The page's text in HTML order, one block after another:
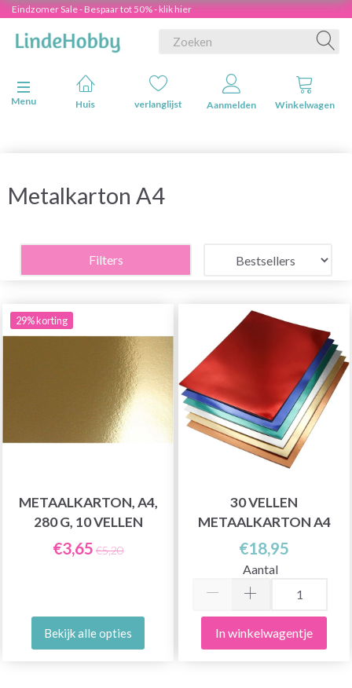
Eindzomer Sale - Bespaar tot 50% - klik hier
Navigatie in-/uitschakelen
Menu
Huis verlanglijst Aanmelden Winkelwagen
Metalkarton A4
Filters
29% korting
METAALKARTON, A4,
280 G, 10 VELLEN
€3,65 €5,20
Bekijk alle opties
30 VELLEN
METAALKARTON A4
€18,95
Aantal
In winkelwagentje